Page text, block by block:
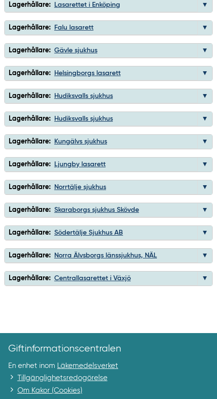
Lagerhållare: Lasarettet i Enköping
Lagerhållare: Falu lasarett
Lagerhållare: Gävle sjukhus
Lagerhållare: Helsingborgs lasarett
Lagerhållare: Hudiksvalls sjukhus
Lagerhållare: Hudiksvalls sjukhus
Lagerhållare: Kungälvs sjukhus
Lagerhållare: Ljungby lasarett
Lagerhållare: Norrtälje sjukhus
Lagerhållare: Skaraborgs sjukhus Skövde
Lagerhållare: Södertälje Sjukhus AB
Lagerhållare: Norra Älvsborgs länssjukhus, NÄL
Lagerhållare: Centrallasarettet i Växjö
Giftinformationscentralen
En enhet inom
Läkemedelsverket
Tillgänglighetsredogörelse
Om Kakor (Cookies)